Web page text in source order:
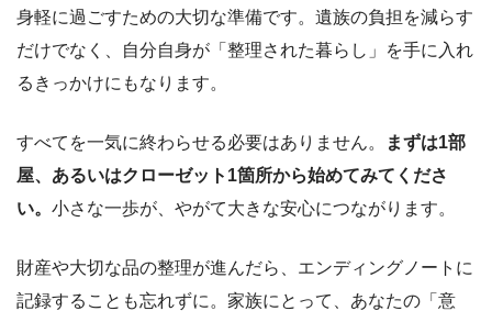
身軽に過ごすための大切な準備です。遺族の負担を減らす
だけでなく、自分自身が「整理された暮らし」を手に入れ
るきっかけにもなります。
すべてを一気に終わらせる必要はありません。
まずは1部
屋、あるいはクローゼット1箇所から始めてみてくださ
い。 小さな一歩が、やがて大きな安心につながります。
財産や大切な品の整理が進んだら、エンディングノートに
記録することも忘れずに。家族にとって、あなたの「意